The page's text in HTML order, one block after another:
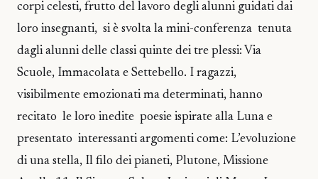
corpi celesti, frutto del lavoro degli alunni guidati dai
loro insegnanti, si è svolta la mini-conferenza tenuta
dagli alunni delle classi quinte dei tre plessi: Via
Scuole, Immacolata e Settebello. I ragazzi,
visibilmente emozionati ma determinati, hanno
recitato le loro inedite poesie ispirate alla Luna e
presentato interessanti argomenti come: L’evoluzione
di una stella, Il filo dei pianeti, Plutone, Missione